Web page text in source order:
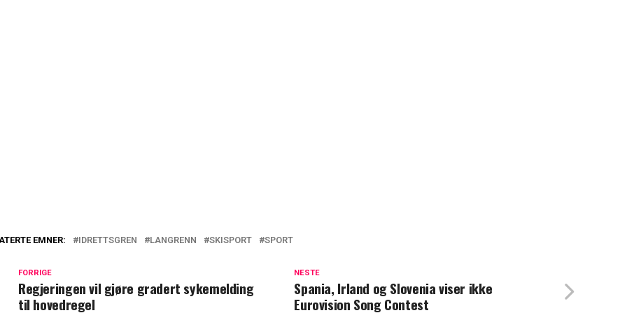
EMNER: IDRETTSGREN LANGRENN SKISPORT SPORT
NESTE
Spania, Irland og Slovenia viser ikke
Eurovision Song Contest
FORRIGE
Regjeringen vil gjøre gradert sykemelding
til hovedregel